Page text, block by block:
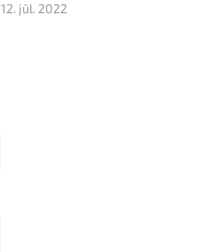
12. jūl. 2022